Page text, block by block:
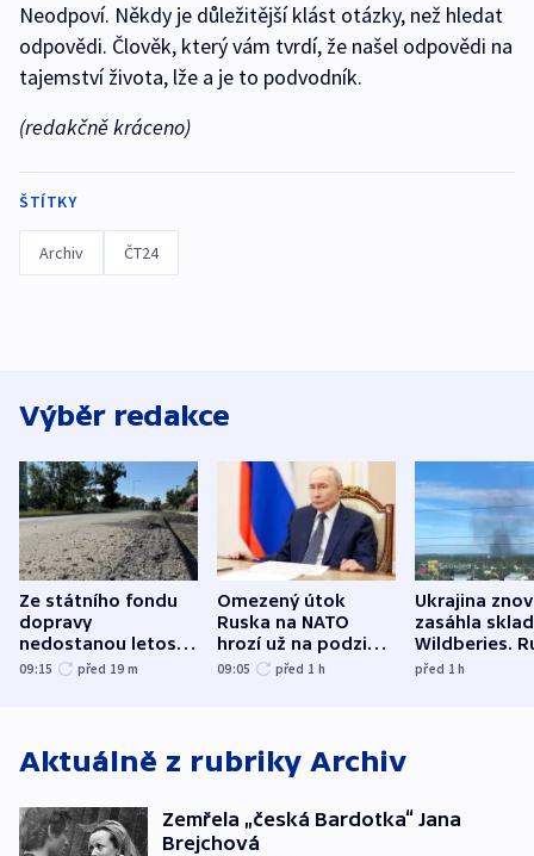
Neodpoví. Někdy je důležitější klást otázky, než hledat
odpovědi. Člověk, který vám tvrdí, že našel odpovědi na
tajemství života, lže a je to podvodník.
(redakčně kráceno)
ŠTÍTKY
Archiv ČT24
Výběr redakce
Ze státního fondu
dopravy
nedostanou letos
kraje na silnice ani
09:15 před 19 m
Omezený útok
Ruska na NATO
hrozí už na podzim,
varují tajné služby
09:05 před 1 h
Ukrajina
zasáhla
Wildberies.
útočili v
před 1h
Aktuálně z rubriky Archiv
Zemřela „česká Bardotka“ Jana
Brejchová